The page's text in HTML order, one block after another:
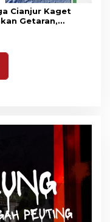
Cianjur Kaget
Getaran,